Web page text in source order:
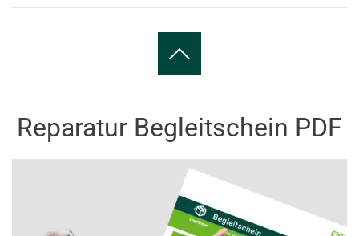
Reparatur Begleitschein PDF